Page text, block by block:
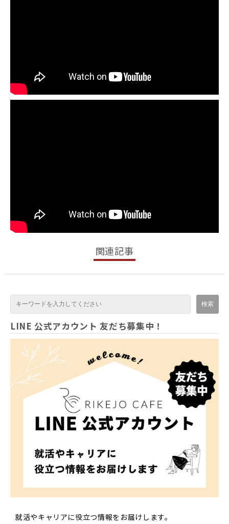
関連記事
LINE 公式アカウント 友だち募集中！
就活やキャリアに役立つ情報をお届けします。